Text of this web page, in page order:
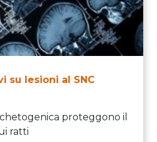
su lesioni al SNC
proteggono il
ratti